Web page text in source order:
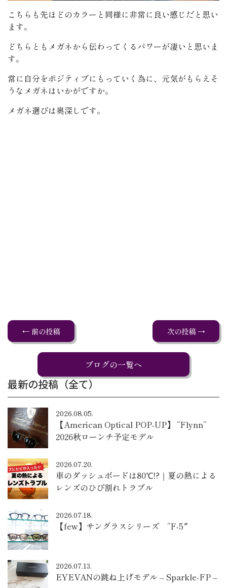
こちらも先ほどのカラーと同様に非常に良い感じだと思い
ます。
どちらともメガネから伝わってくるパワーが凄いと思いま
す。
常に自分をポジティブにもっていく為に、元気がもらえそ
うなメガネはいかがですか。
メガネ選びは奥深しです。
← 前の投稿 次の投稿 →
ブログの一覧へ
最新の投稿（全て）
2026.08.05.
【American Optical POP-UP】 “Flynn”
2026秋ローンチ予定モデル
2026.07.20.
車のダッシュボードは80℃!?｜夏の熱による
レンズのひび割れトラブル
2026.07.18.
【few】サングラスシリーズ ”F-5″
2026.07.13.
EYEVANの跳ね上げモデル – Sparkle-FP –